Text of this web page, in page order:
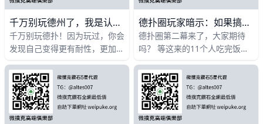
千万别玩德州了，我是认真的！
千万别玩德扑！因为玩过，你会
发现自己变得更有耐性，更加懂
身上！ 千万别玩德扑！因为玩
过，你会发现德扑就是圈层娱乐
的
德扑圈玩家暗示：如果搞，请深搞，不要只打一点点，不差钱！
德扑圈第二幕来了，大家期待
吗？ 等这来的11个人吃完饭，
一共花了2000元，平均分摊到
每人也就20元一个，所以没什